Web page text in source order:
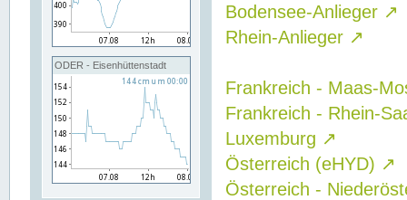
ODER - Eisenhüttenstadt
Bodensee-Anlieger ↗
Rhein-Anlieger ↗
Frankreich - Maas-
Frankreich - Rhein-
Luxemburg ↗
Österreich (eHYD) ↗
Österreich -